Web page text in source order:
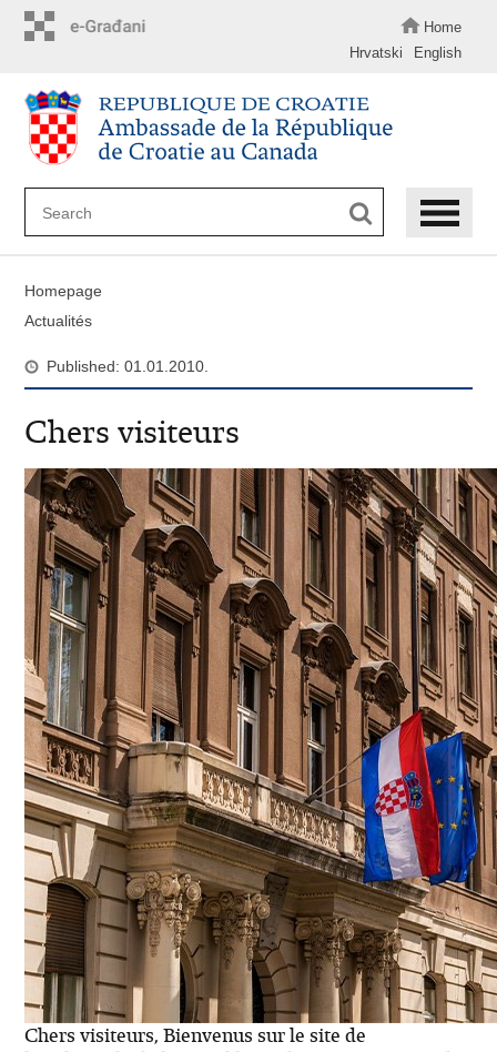
Home
Hrvatski
English
Homepage
Actualités
Published: 01.01.2010.
Chers visiteurs
Chers visiteurs, Bienvenus sur le site de